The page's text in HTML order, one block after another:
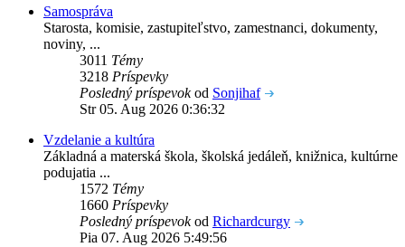
Samospráva
Starosta, komisie, zastupiteľstvo, zamestnanci, dokumenty,
noviny, ...
3011 Témy
3218 Príspevky
Posledný príspevokod Sonjihaf
Str 05. Aug 2026 0:36:32
Vzdelanie a kultúra
Základná a materská škola, školská jedáleň, knižnica, kultúrne
podujatia ...
1572 Témy
1660 Príspevky
Posledný príspevokod Richardcurgy
Pia 07. Aug 2026 5:49:56